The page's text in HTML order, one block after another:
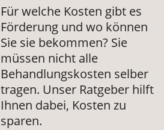
Für welche Kosten gibt es
Förderung und wo können
Sie sie bekommen? Sie
müssen nicht alle
Behandlungskosten selber
tragen. Unser Ratgeber hilft
Ihnen dabei, Kosten zu
sparen.